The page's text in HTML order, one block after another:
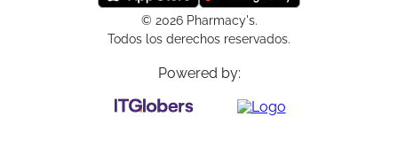
© 2026 Pharmacy's.
Todos los derechos reservados.
Powered by: